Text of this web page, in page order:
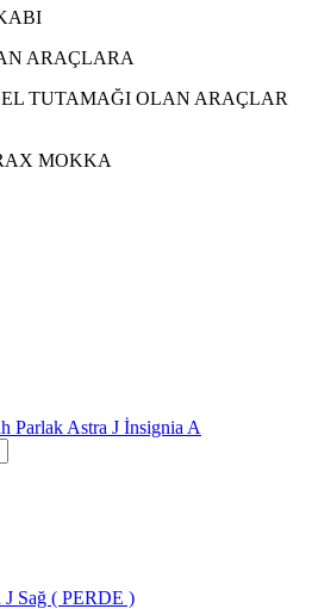
ARAÇLARA
TUTAMAĞI OLAN ARAÇLAR
MOKKA
Parlak Astra J İnsignia A
J Sağ ( PERDE )